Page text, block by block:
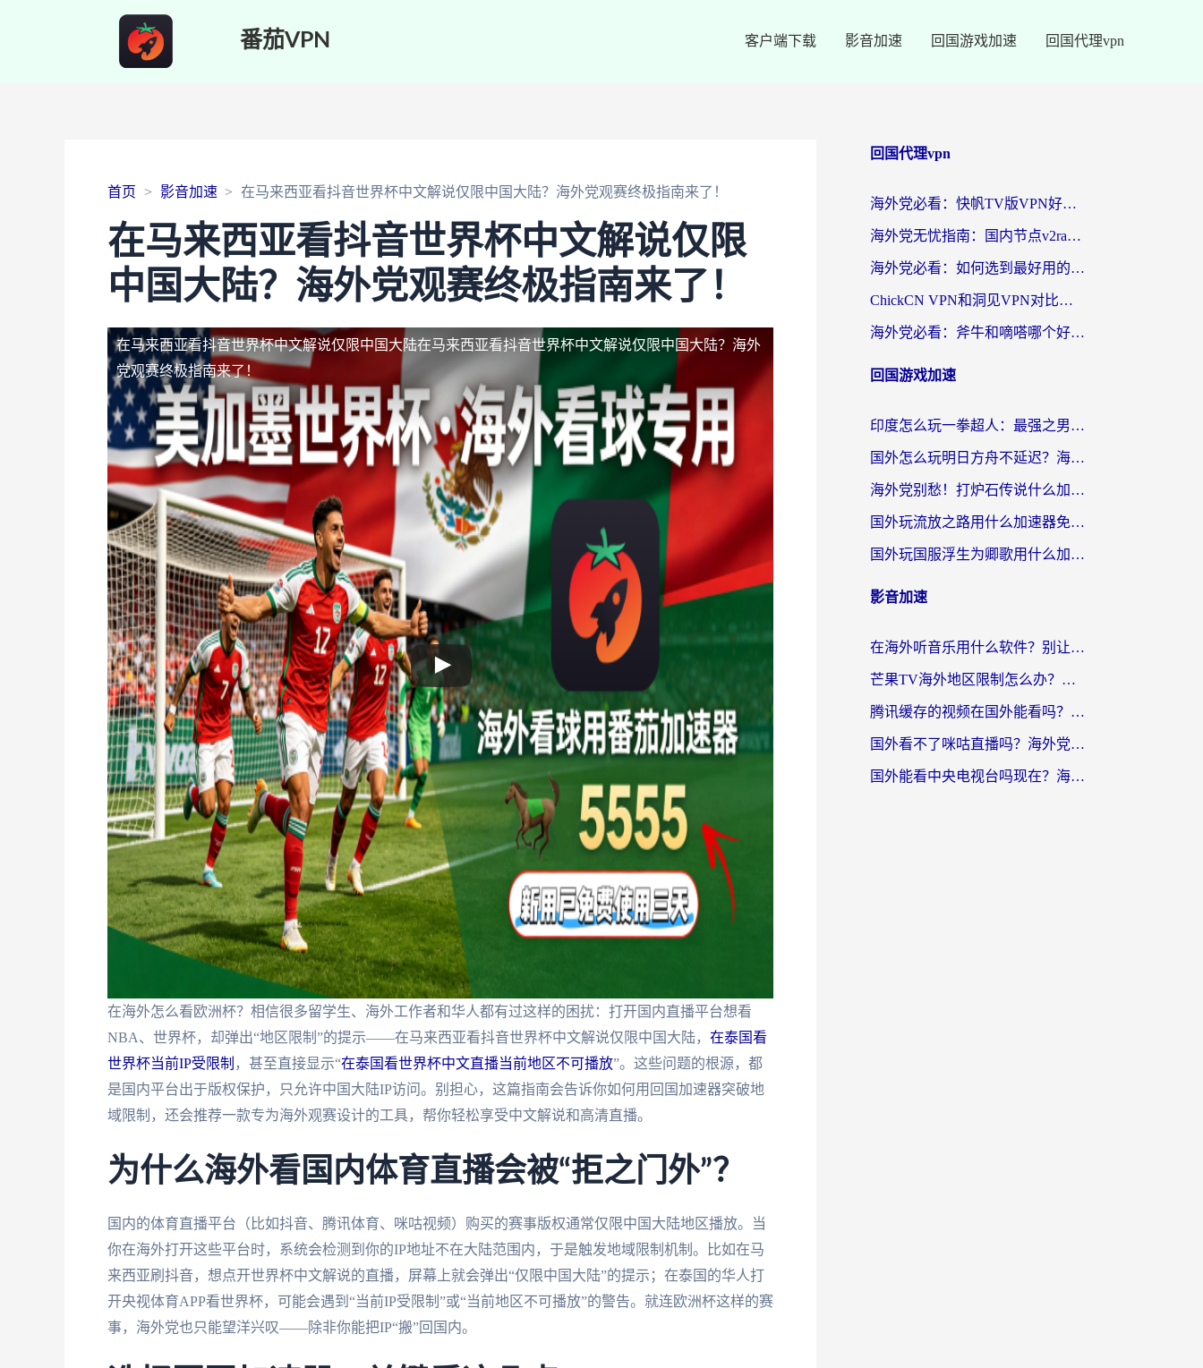
番茄VPN 客户端下载 影音加速 回国游戏加速 回国代理vpn
首页 影音加速 在马来西亚看抖音世界杯中文解说仅限中国大陆？海外党观赛终极指南来了！
在马来西亚看抖音世界杯中文解说仅限
中国大陆？海外党观赛终极指南来了！
在马来西亚看抖音世界杯中文解说仅限中国大陆在马来西亚看抖音世界杯中文解说仅限中国大陆？海外
党观赛终极指南来了！
在海外怎么看欧洲杯？相信很多留学生、海外工作者和华人都有过这样的困扰：打开国内直播平台想看
NBA、世界杯，却弹出“地区限制”的提示——在马来西亚看抖音世界杯中文解说仅限中国大陆， 在泰国看
世界杯当前IP受限制 ，甚至直接显示“在泰国看世界杯中文直播当前地区不可播放”。这些问题的根源，都
是国内平台出于版权保护，只允许中国大陆IP访问。别担心，这篇指南会告诉你如何用回国加速器突破地
域限制，还会推荐一款专为海外观赛设计的工具，帮你轻松享受中文解说和高清直播。
为什么海外看国内体育直播会被“拒之门外”？
国内的体育直播平台（比如抖音、腾讯体育、咪咕视频）购买的赛事版权通常仅限中国大陆地区播放。当
你在海外打开这些平台时，系统会检测到你的IP地址不在大陆范围内，于是触发地域限制机制。比如在马
来西亚刷抖音，想点开世界杯中文解说的直播，屏幕上就会弹出“仅限中国大陆”的提示；在泰国的华人打
开央视体育APP看世界杯，可能会遇到“当前IP受限制”或“当前地区不可播放”的警告。就连欧洲杯这样的赛
事，海外党也只能望洋兴叹——除非你能把IP“搬”回国内。
回国代理vpn
海外党必看：快帆TV版VPN好用吗？和快游VPN对比哪个回国效果更好？附实用避坑指南
海外党无忧指南：国内节点v2ray怎么选？一键回国VPN+多场景实测帮你避坑
海外党必看：如何选到最好用的回国加速器？从节点到售后的全维度指南
ChickCN VPN和洞见VPN对比哪个回国效果更好？海外党亲测3款加速器+避坑指南
海外党必看：斧牛和嘀嗒哪个好？3个维度教你选对回国加速器
回国游戏加速
印度怎么玩一拳超人：最强之男？海外党国服游戏加速避坑指南
国外怎么玩明日方舟不延迟？海外玩家国服游戏加速终极指南（附DNF梦幻诛仙解决方案）
海外党别愁！打炉石传说什么加速器好用？3个实用技巧解决国服游戏卡顿
国外玩流放之路用什么加速器免费？海外党亲测有效的国服游戏加速指南
国外玩国服浮生为卿歌用什么加速器比较好？海外党亲测不踩坑指南
影音加速
在海外听音乐用什么软件？别让地域限制断了你的华语歌单
芒果TV海外地区限制怎么办？海外党追剧看片的实用加速器选择指南
腾讯缓存的视频在国外能看吗？海外党追剧看片的终极解决方案
国外看不了咪咕直播吗？海外党追剧看片的加速器选择指南
国外能看中央电视台吗现在？海外党追剧看央视的实用指南